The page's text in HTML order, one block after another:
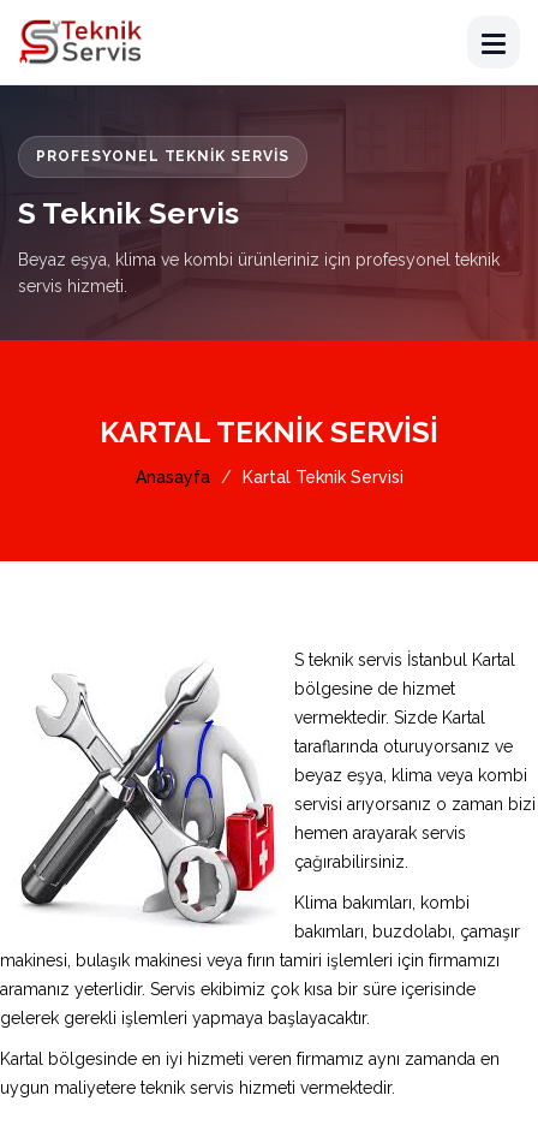
PROFESYONEL TEKNIK SERVIS
S Teknik Servis
Beyaz eşya, klima ve kombi ürünleriniz için profesyonel teknik
servis hizmeti.
KARTAL TEKNIK SERVISI
Anasayfa Kartal Teknik Servisi
S teknik servis İstanbul Kartal
bölgesine de hizmet
vermektedir. Sizde Kartal
taraflarında oturuyorsanız ve
beyaz eşya, klima veya kombi
servisi arıyorsanız o zaman bizi
hemen arayarak servis
çağırabilirsiniz.
Klima bakımları, kombi
bakımları, buzdolabı, çamaşır
makinesi, bulaşık makinesi veya fırın tamiri işlemleri için firmamızı
aramanız yeterlidir. Servis ekibimiz çok kısa bir süre içerisinde
gelerek gerekli işlemleri yapmaya başlayacaktır.
Kartal bölgesinde en iyi hizmeti veren firmamız aynı zamanda en
uygun maliyetere teknik servis hizmeti vermektedir.